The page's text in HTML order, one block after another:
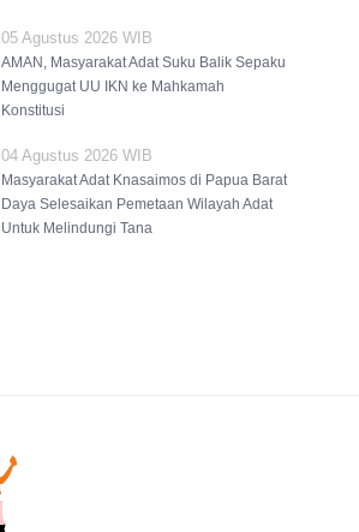
05 Agustus 2026 WIB
AMAN, Masyarakat Adat Suku Balik Sepaku
Menggugat UU IKN ke Mahkamah
Konstitusi
04 Agustus 2026 WIB
Masyarakat Adat Knasaimos di Papua Barat
Daya Selesaikan Pemetaan Wilayah Adat
Untuk Melindungi Tana